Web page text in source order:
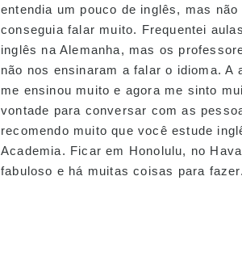
entendia um pouco de inglês, mas não
conseguia falar muito. Frequentei
inglês na Alemanha, mas os
não nos ensinaram a falar o idioma. A
me ensinou muito e agora me sinto
vontade para conversar com as
recomendo muito que você estude
Academia. Ficar em Honolulu, no
fabuloso e há muitas coisas para fazer.